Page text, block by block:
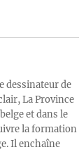
dessinateur de
La Province
et dans le
la formation
Il enchaîne